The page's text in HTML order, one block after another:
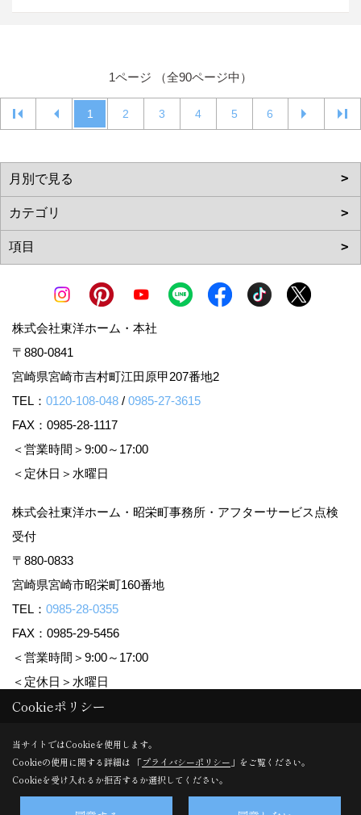
1ページ （全90ページ中）
1 2 3 4 5 6
株式会社東洋ホーム・本社
〒880-0841
宮崎県宮崎市吉村町江田原甲207番地2
TEL： 0120-108-048 / 0985-27-3615
FAX：0985-28-1117
＜営業時間＞9:00～17:00
＜定休日＞水曜日
株式会社東洋ホーム・昭栄町事務所・アフターサービス点検
受付
〒880-0833
宮崎県宮崎市昭栄町160番地
TEL： 0985-28-0355
FAX：0985-29-5456
＜営業時間＞9:00～17:00
＜定休日＞水曜日
Copyright (c) TOYO HOME Co., Ltd. All Rights Reserved.
Produced byゴデスクリエイト
Cookieポリシー
当サイトではCookieを使用します。
Cookieの使用に関する詳細は 「プライバシーポリシー 」をご覧ください。
Cookieを受け入れるか拒否するか選択してください。